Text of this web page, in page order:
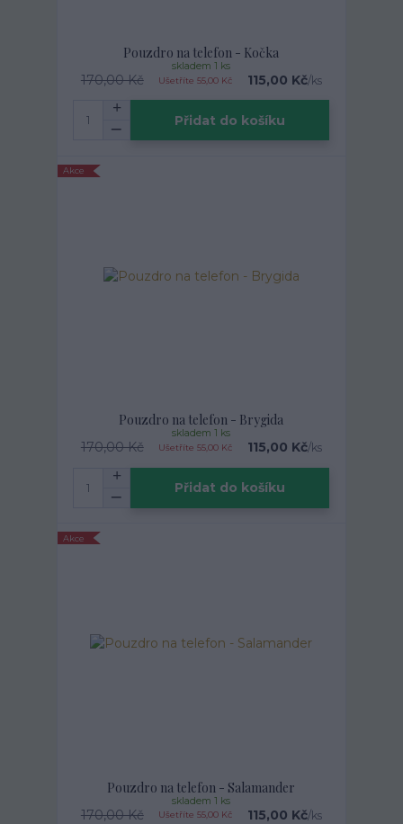
Pouzdro na telefon - Kočka
170,00 Kč Ušetříte 55,00 Kč 115,00 Kč/ks
skladem 1 ks
Přidat do košíku
Akce
Pouzdro na telefon - Brygida
170,00 Kč Ušetříte 55,00 Kč 115,00 Kč/ks
skladem 1 ks
Přidat do košíku
Akce
Pouzdro na telefon - Salamander
170,00 Kč Ušetříte 55,00 Kč 115,00 Kč/ks
skladem 1 ks